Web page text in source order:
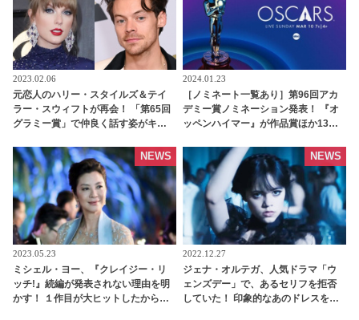
2023.02.06
元恋人のハリー・スタイルズ＆テイ
ラー・スウィフトが再会！ 「第65回
グラミー賞」で仲良く話す姿がキャ
画あり] - tvgroove
2024.01.23
［ノミネート一覧あり］第96回アカ
デミー賞ノミネーション発表！ 『オ
ッペンハイマー』が作品賞ほか13部
『PERFECT DAYS』『ゴジラ -1.0』
『君たちはどう生きるか』もノミネ
ート
2023.05.23
ミシェル・ヨー、『クレイジー・リ
ッチ!』続編が発表されない理由を明
かす！ １作目が大ヒットしたからこ
NEWS
2022.12.27
ジェナ・オルテガ、人気ドラマ「ウ
ェンズデー」で、あるセリフを拒否
していた！ 印象的なあのドレスをめ
NEWS